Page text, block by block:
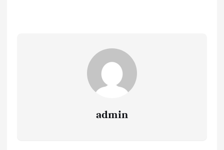
admin